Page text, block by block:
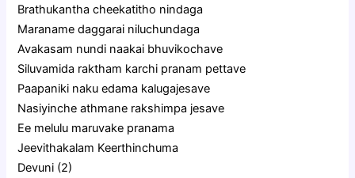
Brathukantha cheekatitho nindaga
Maraname daggarai niluchundaga
Avakasam nundi naakai bhuvikochave
Siluvamida raktham karchi pranam pettave
Paapaniki naku edama kalugajesave
Nasiyinche athmane rakshimpa jesave
Ee melulu maruvake pranama
Jeevithakalam Keerthinchuma
Devuni (2)